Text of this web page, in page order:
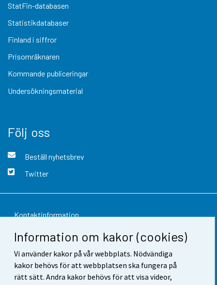
Information om kakor (cookies)
Vi använder kakor på vår webbplats. Nödvändiga
kakor behövs för att webbplatsen ska fungera på
rätt sätt. Andra kakor behövs för att visa videor,
StatFin-databasen
Statistikdatabaser
Finland i siffror
Prisomräknaren
Kommande publiceringar
Undersökningsmaterial
Följ oss
Beställ nyhetsbrev
Twitter
Kontaktinformation
Respons
Användarvillkor
Dataskydd